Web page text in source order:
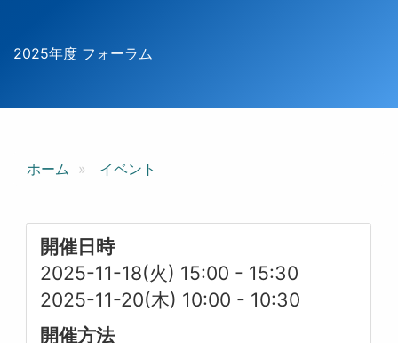
2025年度 フォーラム
ホーム イベント
開催日時
2025-11-18(火) 15:00 - 15:30
2025-11-20(木) 10:00 - 10:30
開催方法